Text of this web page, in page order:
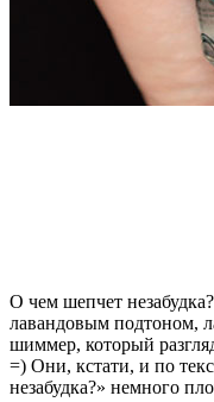
О чем шепчет
лавандовым подтоном,
шиммер, который
=) Они, кстати, и по
незабудка?» немного